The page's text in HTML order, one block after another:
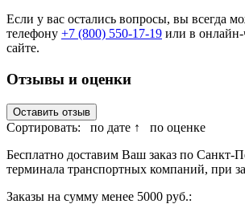
Если у вас остались вопросы, вы всегда
телефону +7 (800) 550-17-19 или в онлайн-
сайте.
Отзывы и оценки
Оставить отзыв
Сортировать: по дате ↑
по оценке
Бесплатно доставим Ваш заказ по Санкт-
терминала транспортных компаний, при
Заказы на сумму менее 5000 руб.: